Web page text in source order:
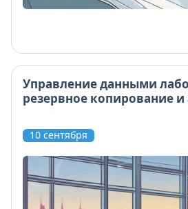
Управление данными
резервное копирование и
10 сентября